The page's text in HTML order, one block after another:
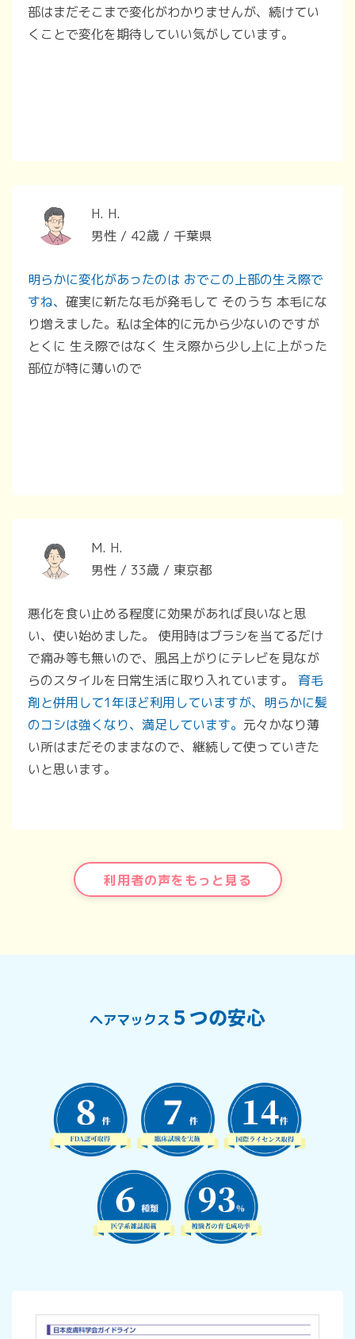
部はまだそこまで変化がわかりませんが、続けてい
くことで変化を期待していい気がしています。
H. H.
男性 / 42歳 / 千葉県
明らかに変化があったのは おでこの上部の生え際で
すね、 確実に新たな毛が発毛して そのうち 本毛にな
り増えました。私は全体的に元から少ないのですが
とくに 生え際ではなく 生え際から少し上に上がった
部位が特に薄いので
M. H.
男性 / 33歳 / 東京都
悪化を食い止める程度に効果があれば良いなと思
い、使い始めました。 使用時はブラシを当てるだけ
で痛み等も無いので、風呂上がりにテレビを見なが
らのスタイルを日常生活に取り入れています。 育毛
剤と併用して1年ほど利用していますが、明らかに髪
のコシは強くなり、満足しています。 元々かなり薄
い所はまだそのままなので、継続して使っていきた
いと思います。
利用者の声をもっと見る
ヘアマックス ５つの安心